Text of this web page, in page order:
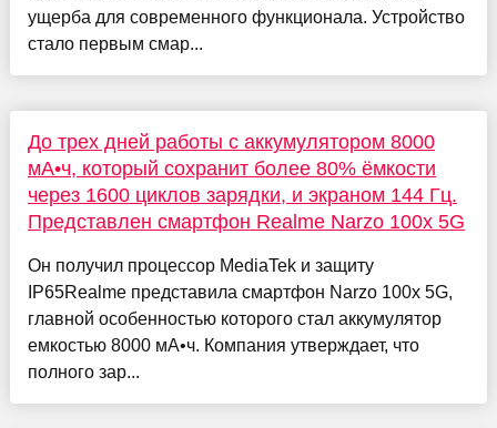
ущерба для современного функционала. Устройство
стало первым смар...
До трех дней работы с аккумулятором 8000
мА•ч, который сохранит более 80% ёмкости
через 1600 циклов зарядки, и экраном 144 Гц.
Представлен смартфон Realme Narzo 100x 5G
Он получил процессор MediaTek и защиту
IP65Realme представила смартфон Narzo 100x 5G,
главной особенностью которого стал аккумулятор
емкостью 8000 мА•ч. Компания утверждает, что
полного зар...